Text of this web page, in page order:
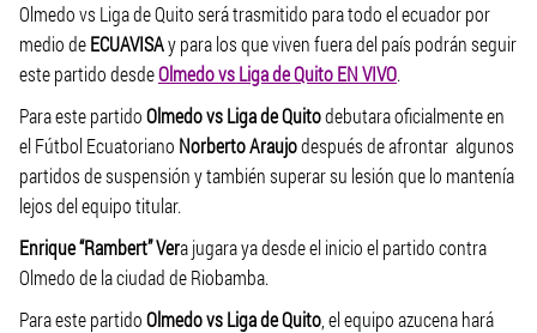
Olmedo vs Liga de Quito será trasmitido para todo el ecuador por
medio deECUAVISAy para los que viven fuera del país podrán seguir
este partido desdeOlmedo vs Liga de Quito EN VIVO.
Para este partidoOlmedo vs Liga de Quitodebutara oficialmente en
el Fútbol Ecuatoriano Norberto Araujodespués de afrontar algunos
partidos de suspensión y también superar su lesión que lo mantenía
lejos del equipo titular.
Enrique “Rambert” Vera jugara ya desde el inicio el partido contra
Olmedo de la ciudad de Riobamba.
Para este partidoOlmedo vs Liga de Quito , el equipo azucena hará